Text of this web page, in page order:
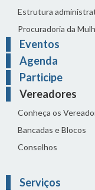
Estrutura
Procuradoria da
Eventos
Agenda
Participe
Vereadores
Conheça os
Bancadas e Blocos
Conselhos
Serviços